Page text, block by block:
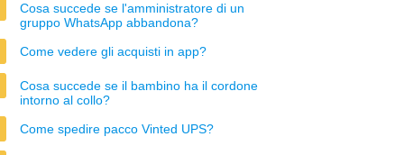
Cosa succede se l'amministratore di un
gruppo WhatsApp abbandona?
Come vedere gli acquisti in app?
Cosa succede se il bambino ha il cordone
intorno al collo?
Come spedire pacco Vinted UPS?